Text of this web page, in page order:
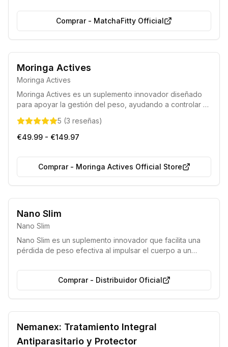
convertido en un éxito universal en el campo de la
Comprar- MatchaFitty Official
100% Natural Sin Gluten
Moringa Actives
Moringa Actives
Moringa Actives es un suplemento innovador diseñado
para apoyar la gestión del peso, ayudando a controlar el
de azúcar en sangre, facilitando un proceso de
adelgazamiento efectivo y saludable.
5 (3 reseñas)
€49.99 - €149.97
Comprar- Moringa Actives Official Store
Producto 100% natural
Nano Slim
Nano Slim
Nano Slim es un suplemento innovador que facilita una
pérdida de peso efectiva al impulsar el cuerpo a un
como fuente de energía principal en lugar de los
carbohidratos. Este producto natural ofrece una forma
sencilla y rápida de adelgazar, eludiendo las rigurosas
restricciones y las molestias típicas de las dietas
cetogénicas tradicionales, a la vez que proporciona
mayor vitalidad y una sensación general de bienestar.
Comprar- Distribuidor Oficial
Nemanex: Tratamiento Integral
Antiparasitario y Protector